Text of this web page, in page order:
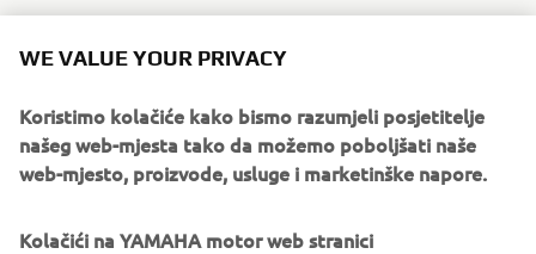
DISCOVER THE NEW WR250F
WE VALUE YOUR PRIVACY
Koristimo kolačiće kako bismo razumjeli posjetitelje
našeg web-mjesta tako da možemo poboljšati naše
web-mjesto, proizvode, usluge i marketinške napore.
Kolačići na YAMAHA motor web stranici